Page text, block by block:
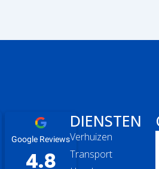
Google Reviews
4.8
DIENSTEN
Verhuizen
Transport